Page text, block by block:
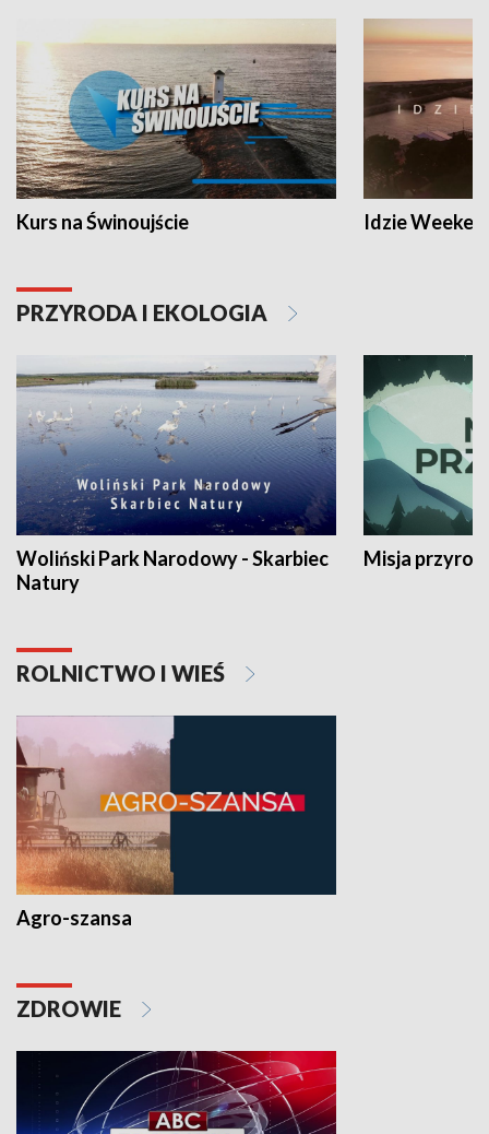
Kurs na Świnoujście Idzie
PRZYRODA I EKOLOGIA
Woliński Park Narodowy - Skarbiec
Natury
Misja
ROLNICTWO I WIEŚ
Agro-szansa
ZDROWIE